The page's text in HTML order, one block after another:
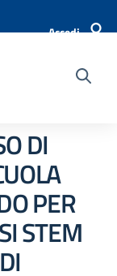
Accedi
DI
PER
STEM